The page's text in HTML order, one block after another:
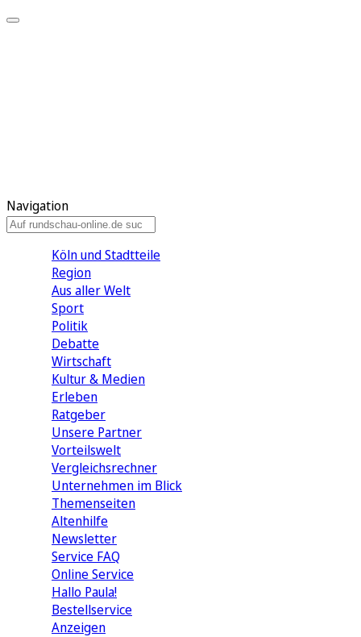
Navigation
Köln und Stadtteile
Region
Aus aller Welt
Sport
Politik
Debatte
Wirtschaft
Kultur & Medien
Erleben
Ratgeber
Unsere Partner
Vorteilswelt
Vergleichsrechner
Unternehmen im Blick
Themenseiten
Altenhilfe
Newsletter
Service FAQ
Online Service
Hallo Paula!
Bestellservice
Anzeigen